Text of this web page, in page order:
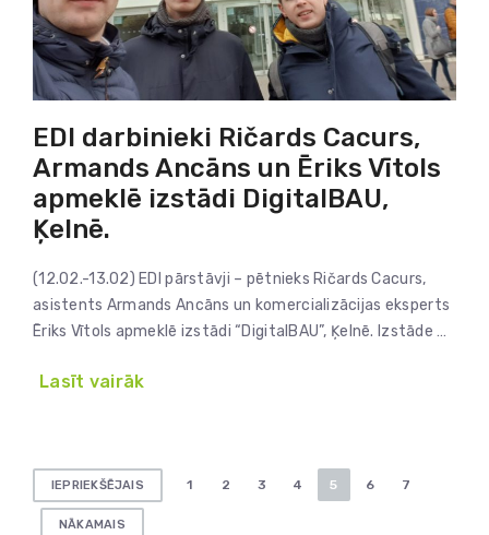
EDI darbinieki Ričards Cacurs,
Armands Ancāns un Ēriks Vītols
apmeklē izstādi DigitalBAU,
Ķelnē.
(12.02.-13.02) EDI pārstāvji – pētnieks Ričards Cacurs,
asistents Armands Ancāns un komercializācijas eksperts
Ēriks Vītols apmeklē izstādi “DigitalBAU”, Ķelnē. Izstāde …
Lasīt vairāk
Ziņu
numerācija
IEPRIEKŠĒJAIS 1 2 3 4 5 6 7
NĀKAMAIS